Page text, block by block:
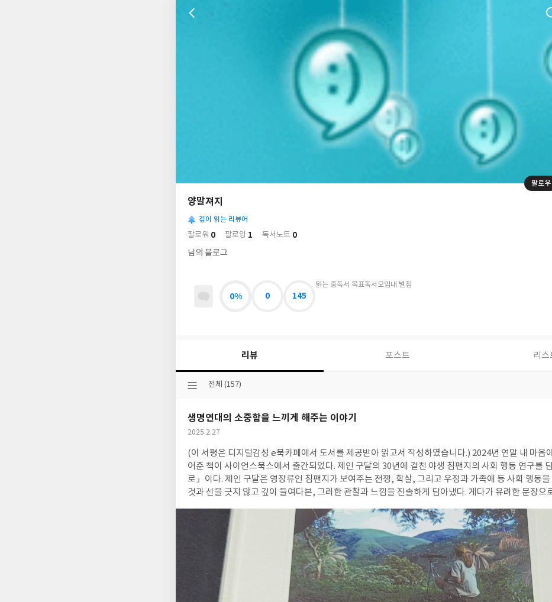
팔로우
양말져지
님
의
사
락
깊이 읽는 리뷰어
팔로워 0 팔로잉 1 독서노트 0
님의 블로그
읽는 중독서 목표
0%
독서모임
0
내 별점
145
리뷰 포스트 리스
선
분
류
전체 (157)
생명연대의 소중함을 느끼게 해주는 이야기
작
일
2025.2.27
(이 서평은 디지털감성 e북카페에서 도서를 제공받아 읽고서 작성하였습니다.)
어준 책이 사이언스북스에서 출간되었다. 제인 구달의 30년에 걸친 야생 침팬지의 사회 행동 연구를
로』이다. 제인 구달은 영장류인 침팬지가 보여주는 전쟁, 학살, 그리고 우정과 가족애 등 사회 행동을
것과 선을 긋지 않고 깊이 들여다본, 그러한 관찰과 느낌을 진솔하게 담아냈다. 게다가 유려한 문장으
(사실 인간도 동물 아닌가)의 현장 생태를 연구하면서 목격하는 모든 것에 인간적인 느낌 혹은 감정을
을 철저히 막았다. 하지만 제인 구달은 이에 도전했고, 침팬지의 모성애를 본인이 엄마가 되어서 더 깊
었던 경험을 통해 그들의 행동을 더 깊게 이해했다는 점을 통찰했다. 이후 사랑과 상실에서 오는 이성
경험들과 같은 추가적인 경험들을 통해 인간성의 답답한 벽에 창문을 만들어주는 업적을 이루었다. 사
촌이라고 할 수 있는 침팬지는 놀라운 유사함으로 인간의 시야를 넓혀주는 데 기여했다. 나는 이를 바
좀 더 넓고 환하게 세상을 잘 볼 수 있는 창문들이 많아지기를 기대한다. 특히나 우리가 탐구하는 대상
더 크고 깊어지기를 바라는 마음이다. 『창문 너머로』를 읽으면서 줄곧 마음에 걸렸던 다른 책에 관한 이야기를 살짝